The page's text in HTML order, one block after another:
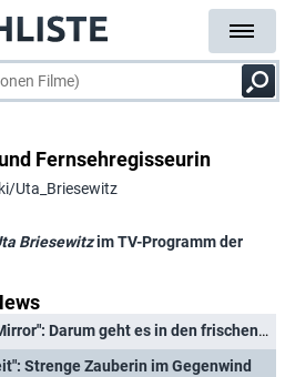
Fernsehregisseurin
Uta_Briesewitz
Briesewitzim TV-Programm der
Darum geht es in den frischen Episoden der sechsten Staffel
Strenge Zauberin im Gegenwind